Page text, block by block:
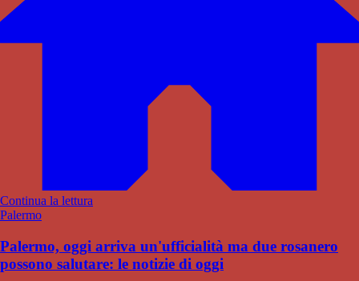
Continua la lettura
Palermo
Palermo, oggi arriva un'ufficialità ma due rosanero
possono salutare: le notizie di oggi